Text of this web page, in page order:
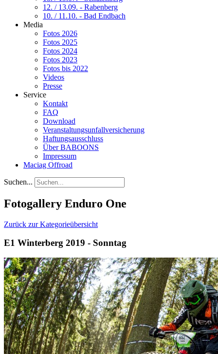
12. / 13.09. - Rabenberg
10. / 11.10. - Bad Endbach
Media
Fotos 2026
Fotos 2025
Fotos 2024
Fotos 2023
Fotos bis 2022
Videos
Presse
Service
Kontakt
FAQ
Download
Veranstaltungsunfallversicherung
Haftungsausschluss
Über BABOONS
Impressum
Maciag Offroad
Suchen...
Fotogallery Enduro One
Zurück zur Kategorieübersicht
E1 Winterberg 2019 - Sonntag